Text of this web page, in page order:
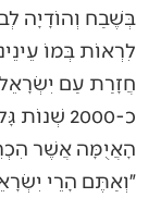
בְּשֶׁבַח וְהוֹדָיָה
לִרְאוֹת בְּמוֹ
חֲזָרַת עַם
כ-2000
הָאֲיֻמָּה אֲשֶׁר
״וְאַתֶּם הָרֵי